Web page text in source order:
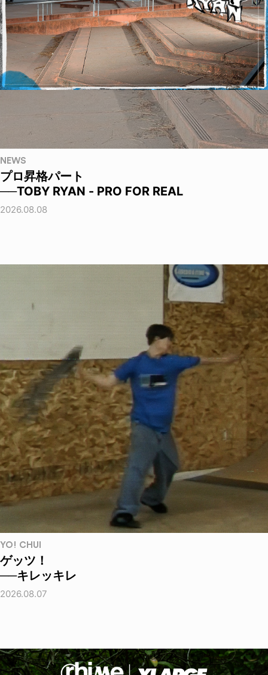
NEWS
プロ昇格パート
──TOBY RYAN - PRO FOR REAL
2026.08.08
YO! CHUI
ゲッツ！
──キレッキレ
2026.08.07